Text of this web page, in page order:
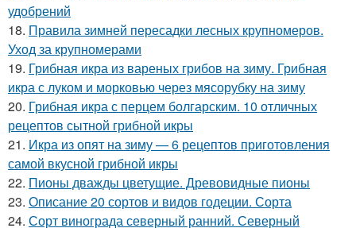
удобрений
18. Правила зимней пересадки лесных крупномеров.
Уход за крупномерами
19. Грибная икра из вареных грибов на зиму. Грибная
икра с луком и морковью через мясорубку на зиму
20. Грибная икра с перцем болгарским. 10 отличных
рецептов сытной грибной икры
21. Икра из опят на зиму — 6 рецептов приготовления
самой вкусной грибной икры
22. Пионы дважды цветущие. Древовидные пионы
23. Описание 20 сортов и видов годеции. Сорта
24. Сорт винограда северный ранний. Северный